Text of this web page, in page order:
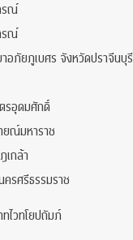
รณ์
รณ์
าอภัยภูเบศร จังหวัดปราจีนบุรี
รอุดมศักดิ์
ยณ์มหาราช
เกล้า
ครศรีธรรมราช
ไวทโยปถัมภ์